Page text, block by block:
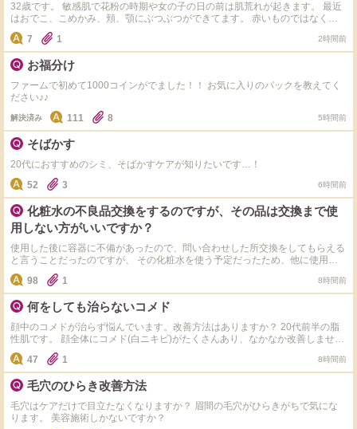
32歳です。 敏感肌で花粉の時期や女の子の日の前は肌荒れが起きます。 最近
はおでこ、こめかみ、頬、顎にぶつぶつができてます。 赤いものではなくぷ
つぷつと小さいのができてしまいます。 アルコール？エタノールは肌が弱い
ので使えません キュレルやミノン、イハダ、dプロも使ったことありますがキ
ュレルやイハダもぷつぷつができてしまいました。 なんの成分がダメなのか
わからず… 同じような人でぷつぷつが良くなった方いたら教えてほしいで
7 1 2時間前
お福分け
ファームで初めて1000コインがでました！！ お気に入りのパックを教えてく
ださい♪♪
解決済み 111 8 5時間前
そばかす
20代におすすめのシミ、そばかすケアが知りたいです…！
52
3 6時間前
化粧水の不良品交換をするのですが、その品は交換まで使
用しない方がいいですか？
使用した後に容器に不備があったので、問い合わせした所交換をしてもらえる
と言うことだったのですが、 その化粧水を使う予定だったため、他に使用で
きる化粧水がありません。 交換は３日後なのですが使用してはだめでしょう
か？ メーカーに開封し使用済みと言うことは伝えています。
98 1 8時間前
何をしても治らないコメド
顔中のコメドが治らず悩んでいます。改善方法はありますか？ 20代前半の脂
性肌です。 顔全体にコメド(白ニキビ)がたくさんあり、なかなか改善しませ
ん。 現在はタグのスキンケアを使用しています。 また、皮膚科も受診し、処
方された薬を数か月使用しましたが、ほとんど変化がありませんでした。 生
活習慣もできる範囲で気をつけていて、 ・食生活を見直している ・枕カバー
は毎日交換 ・メイクはできるだけ控えている といったことも続けています
が、それでも改善しないため、とても悩んでいます。 同じような経験がある
方や、コメドが改善したスキンケア・治療・生活習慣などがあれば、ぜひ教え
ていただきたいです。
47 1 8時間前
毛穴のひらき改善方法
毛穴はケアだけで目立たなくなりますか？ 眉間の毛穴がひらきがちで気にな
ります。 美容施術しかないですか？